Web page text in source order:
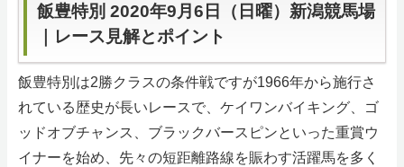
飯豊特別 2020年9月6日（日曜）新潟競馬場
｜レース見解とポイント
飯豊特別は2勝クラスの条件戦ですが1966年から施行さ
れている歴史が長いレースで、ケイワンバイキング、ゴ
ッドオブチャンス、ブラックバースピンといった重賞ウ
イナーを始め、先々の短距離路線を賑わす活躍馬を多く